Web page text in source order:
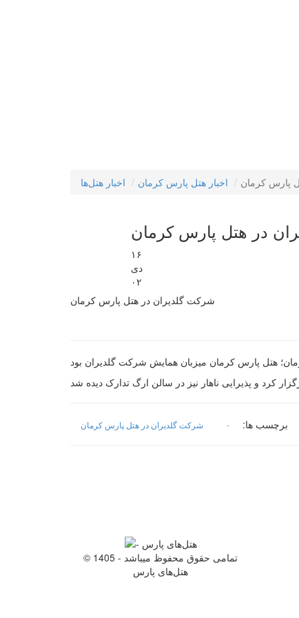
اخبار هتل‌ها اخبار هتل پارس کرمان پارس کرمان
در هتل پارس کرمان
۱۶
دی
۰۲
شرکت گلدیران در هتل پارس کرمان
برچسب ها: - شرکت گلدیران در هتل پارس کرمان
© 1405 - تمامی حقوق محفوظ میباشد
هتل‌های پارس